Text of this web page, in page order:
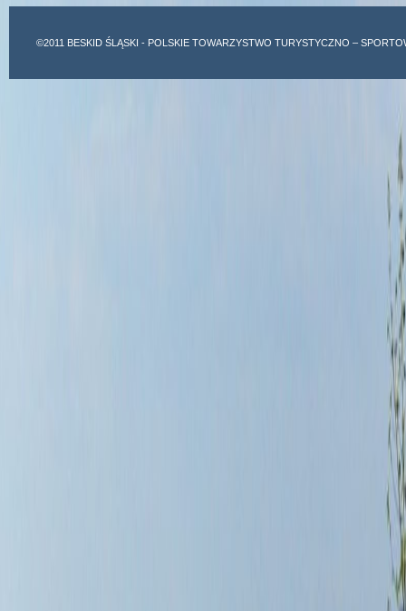
©2011 BESKID ŚLĄSKI - POLSKIE TOWARZYSTWO TURYSTYCZNO –